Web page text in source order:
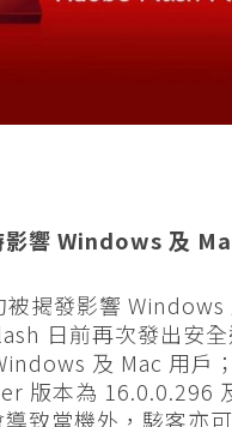
影響 Windows 及
被揭發影響 Windows
日前再次發出安
及 Mac 用戶
版本為 16.0.0.296
致當機外，駭客亦